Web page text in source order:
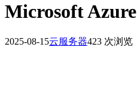
Microsoft Azure
2025-08-15云服务器423 次浏览